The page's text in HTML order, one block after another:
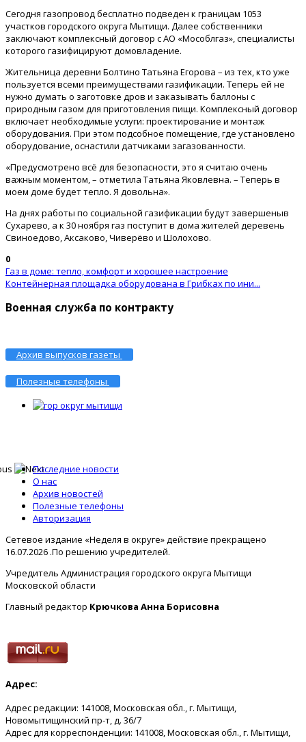
Сегодня газопровод бесплатно подведен к границам 1053
участков городского округа Мытищи. Далее собственники
заключают комплексный договор с АО «Мособлгаз», специалисты
которого газифицируют домовладение.
Жительница деревни Болтино Татьяна Егорова – из тех, кто уже
пользуется всеми преимуществами газификации. Теперь ей не
нужно думать о заготовке дров и заказывать баллоны с
природным газом для приготовления пищи. Комплексный договор
включает необходимые услуги: проектирование и монтаж
оборудования. При этом подсобное помещение, где установлено
оборудование, оснастили датчиками загазованности.
«Предусмотрено всё для безопасности, это я считаю очень
важным моментом, – отметила Татьяна Яковлевна. – Теперь в
моем доме будет тепло. Я довольна».
На днях работы по социальной газификации будут завершеныв
Сухарево, а к 30 ноября газ поступит в дома жителей деревень
Свиноедово, Аксаково, Чиверёво и Шолохово.
0
Газ в доме: тепло, комфорт и хорошее настроение
Контейнерная площадка оборудована в Грибках по ини...
Военная служба по контракту
Архив выпусков газеты
Полезные телефоны
Последние новости
О нас
Архив новостей
Полезные телефоны
Авторизация
Сетевое издание «Неделя в округе» действие прекращено
16.07.2026 .По решению учредителей.
Учредитель Администрация городского округа Мытищи
Московской области
Главный редактор Крючкова Анна Борисовна
Адрес:
Адрес редакции: 141008, Московская обл., г. Мытищи,
Новомытищинский пр-т, д. 36/7
Адрес для корреспонденции: 141008, Московская обл., г. Мытищи,